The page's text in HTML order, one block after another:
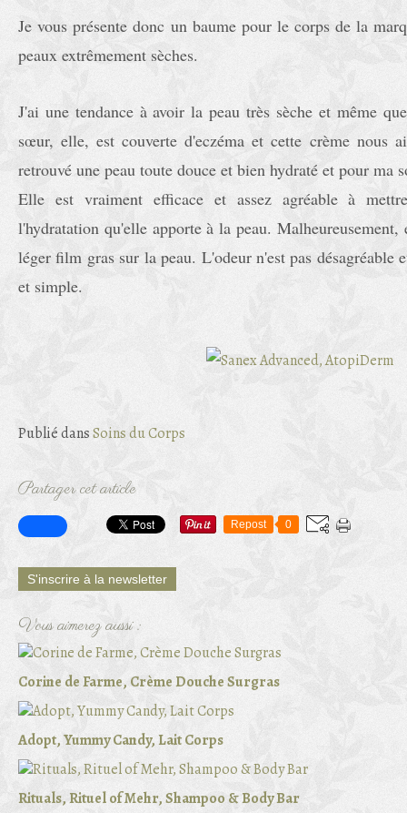
Je vous présente donc un baume pour le corps de la
peaux extrêmement sèches.
J'ai une tendance à avoir la peau très sèche et même
sœur, elle, est couverte d'eczéma et cette crème nous
retrouvé une peau toute douce et bien hydraté et pour ma
Elle est vraiment efficace et assez agréable à
l'hydratation qu'elle apporte à la peau. Malheureusement,
léger film gras sur la peau. L'odeur n'est pas désagréable
et simple.
Publié dansSoins du Corps
Partager cet article
Repost 0
S'inscrire à la newsletter
Vous aimerez aussi :
Corine de Farme, Crème Douche Surgras
Adopt, Yummy Candy, Lait Corps
Rituals, Rituel of Mehr, Shampoo & Body Bar